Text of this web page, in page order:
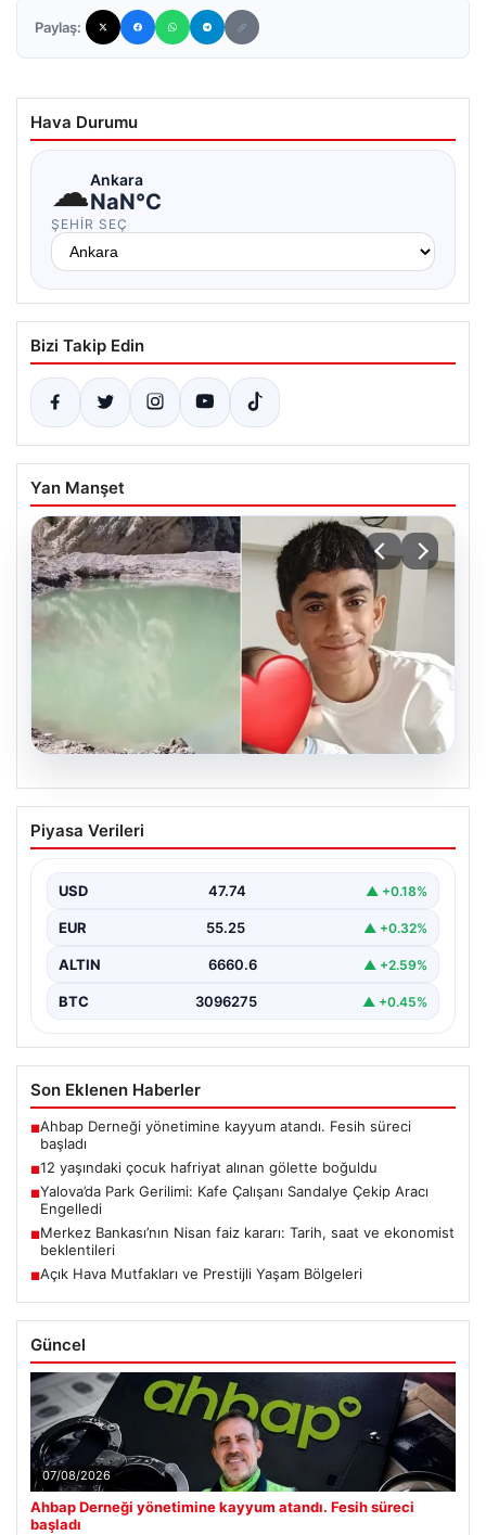
Paylaş:
Hava Durumu
☁Ankara
NaN°C
ŞEHIR SEÇ
Bizi Takip Edin
Yan Manşet
06.08.2026
12 yaşındaki çocuk hafriyat alınan
gölette boğuldu
Oluşan Gölette Boğuldu", "content": "Erzurum’un Oltu
ilçesinde…
Piyasa Verileri
USD 47.74 ▲ +0.18%
EUR 55.25 ▲ +0.32%
ALTIN 6660.6 ▲ +2.59%
BTC 3096275 ▲ +0.45%
Son Eklenen Haberler
■Ahbap Derneği yönetimine kayyum atandı. Fesih süreci
başladı
■12 yaşındaki çocuk hafriyat alınan gölette boğuldu
■Yalova’da Park Gerilimi: Kafe Çalışanı Sandalye Çekip Aracı
Engelledi
■Merkez Bankası’nın Nisan faiz kararı: Tarih, saat ve ekonomist
beklentileri
■Açık Hava Mutfakları ve Prestijli Yaşam Bölgeleri
Güncel
07/08/2026
Ahbap Derneği yönetimine kayyum atandı. Fesih süreci
başladı